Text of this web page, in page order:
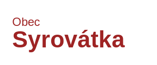
Obec
Syrovátka